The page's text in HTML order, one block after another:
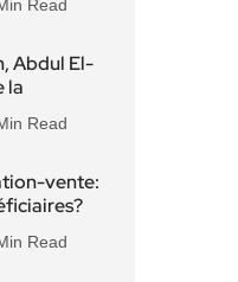
Read
Abdul El-
la
Read
vente:
Read